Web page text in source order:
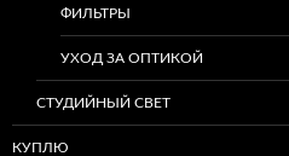
ФИЛЬТРЫ
УХОД ЗА ОПТИКОЙ
СТУДИЙНЫЙ СВЕТ
КУПЛЮ